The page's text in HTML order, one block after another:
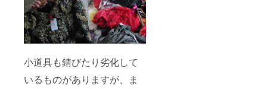
小道具も錆びたり劣化して
いるものがありますが、ま